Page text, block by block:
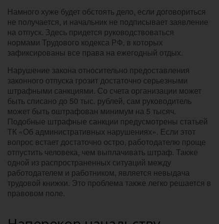
Намного хуже будет обстоять дело, если договориться
не получается, и начальник не подписывает заявление
на отпуск. Здесь придется руководствоваться
нормами Трудового кодекса РФ, в которых
зафиксированы все права на ежегодный отдых.
Нарушение закона относительно предоставления
законного отпуска грозит достаточно серьезными
штрафными санкциями. Со счета организации может
быть списано до 50 тыс. рублей, сам руководитель
может быть оштрафован минимум на 5 тысяч.
Подобные штрафные санкции предусмотрены статьей
ТК «Об административных нарушениях». Если этот
вопрос встает достаточно остро, работодателю проще
отпустить человека, чем выплачивать штраф. Также
одной из распространенных ситуаций между
работодателем и работником, является невыдача
трудовой книжки. Это проблема также легко решается в
правовом поле.